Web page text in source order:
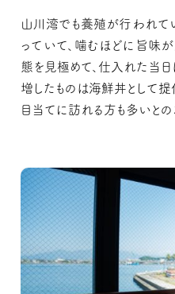
山川湾でも養殖が行われて
っていて、噛むほどに旨味
態を見極めて、仕入れた当
増したものは海鮮丼として提
目当てに訪れる方も多いとの